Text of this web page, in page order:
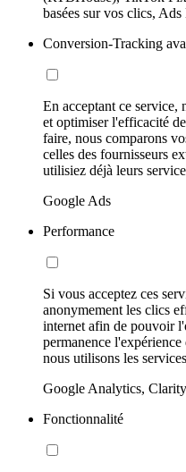
basées sur vos clics,
Conversion-Tracking
En acceptant ce service,
et optimiser l'efficacité
faire, nous comparons
celles des fournisseurs
utilisiez déjà leurs
Google Ads
Performance
Si vous acceptez ces
anonymement les clics
internet afin de pouvoir
permanence
nous utilisons les
Google Analytics,
Fonctionnalité